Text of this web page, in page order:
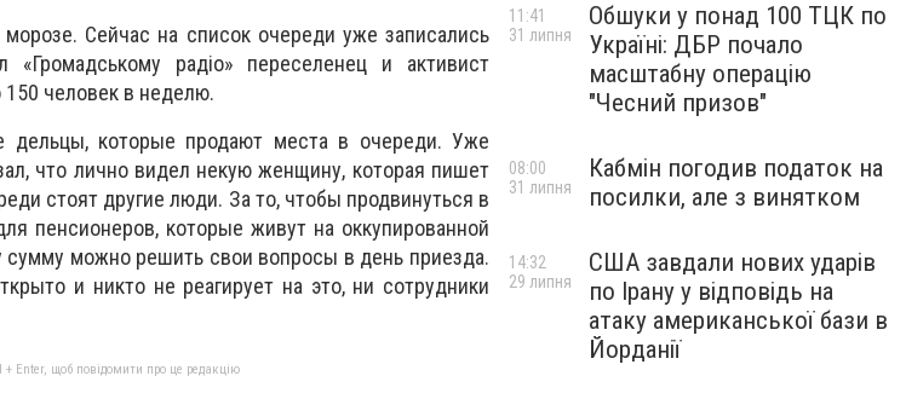
Сейчас на список очереди уже записались
радіо» переселенец и активист
человек в неделю.
которые продают места в очереди. Уже
что лично видел некую женщину, которая пишет
стоят другие люди. За то, чтобы продвинуться в
пенсионеров, которые живут на оккупированной
сумму можно решить свои вопросы в день приезда.
и никто не реагирует на это, ни сотрудники
+ Enter, щоб повідомити про це редакцію
Обшуки у понад 100 ТЦК по
Україні: ДБР почало
масштабну операцію
"Чесний призов"
11:41
31 липня
Кабмін погодив податок на
посилки, але з винятком
08:00
31 липня
США завдали нових ударів
по Ірану у відповідь на
атаку американської бази в
Йорданії
14:32
29 липня